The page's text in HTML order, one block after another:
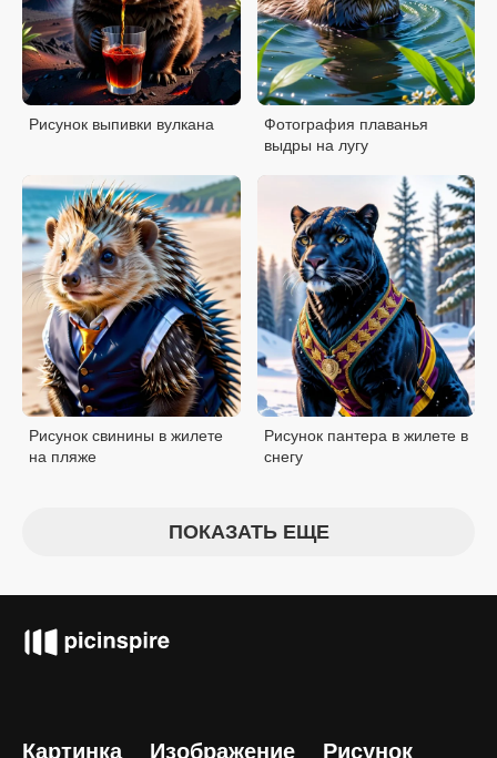
Рисунок выпивки вулкана
Фотография плаванья
выдры на лугу
Рисунок свинины в жилете
на пляже
Рисунок пантера в жилете в
снегу
ПОКАЗАТЬ ЕЩЕ
Картинка Изображение Рисунок